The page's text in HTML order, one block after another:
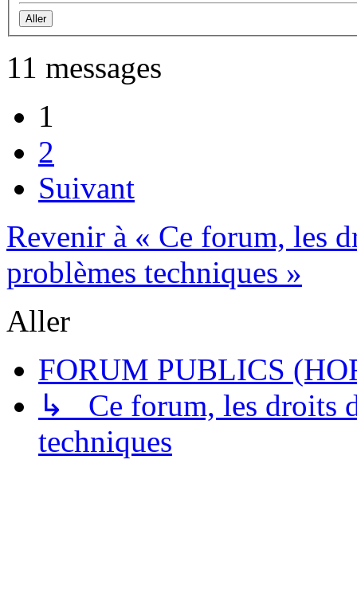
11 messages
1
2
Suivant
Revenir à « Ce forum, les
problèmes techniques »
Aller
FORUM PUBLICS
↳ Ce forum, les droits
techniques